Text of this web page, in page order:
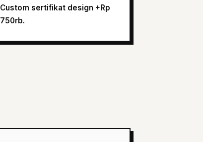
Custom sertifikat design +Rp
750rb.